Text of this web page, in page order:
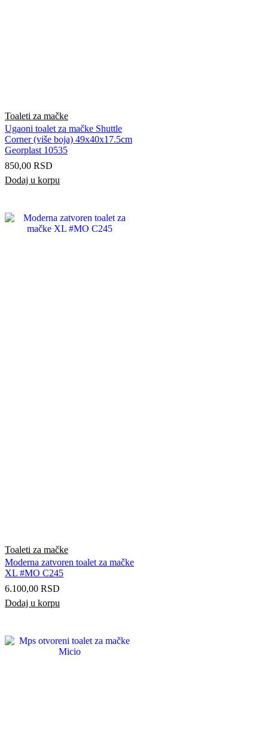
Toaleti za mačke
Ugaoni toalet za mačke Shuttle
Corner (više boja) 49x40x17.5cm
Georplast 10535
850,00 RSD
Dodaj u korpu
Toaleti za mačke
Moderna zatvoren toalet za mačke
XL #MO C245
6.100,00 RSD
Dodaj u korpu